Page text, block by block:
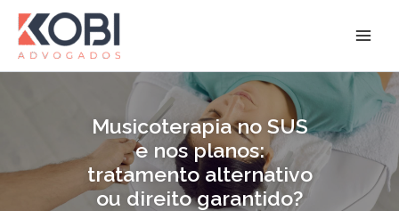
para
conteúdo
Musicoterapia no SUS
e nos planos:
tratamento alternativo
ou direito garantido?